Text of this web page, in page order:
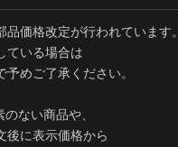
価格改定が行われています。
ている場合は
めご了承ください。
ない商品や、
後に表示価格から